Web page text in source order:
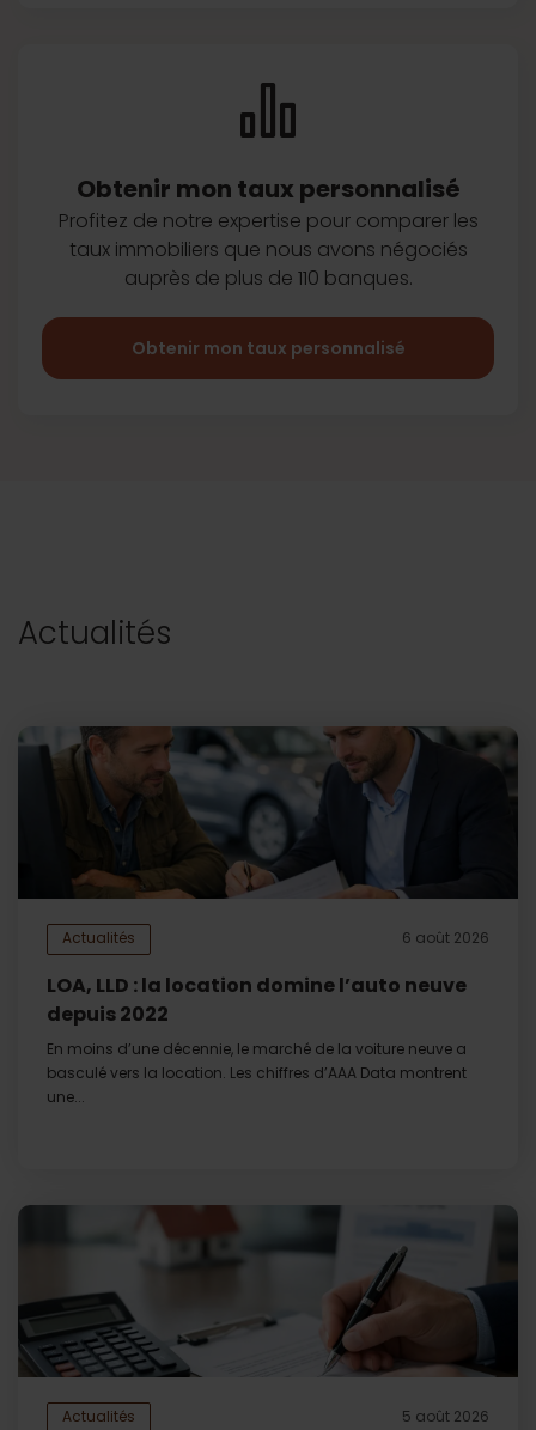
Obtenir mon taux personnalisé
Profitez de notre expertise pour comparer les
taux immobiliers que nous avons négociés
auprès de plus de 110 banques.
Obtenir mon taux personnalisé
Actualités
Actualités 6 août 2026
LOA, LLD : la location domine l’auto neuve
depuis 2022
En moins d’une décennie, le marché de la voiture neuve a
basculé vers la location. Les chiffres d’AAA Data montrent
une...
Actualités 5 août 2026